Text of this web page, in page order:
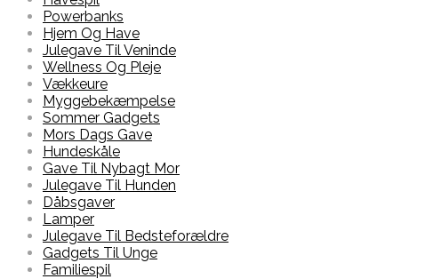
Powerbanks
Hjem Og Have
Julegave Til Veninde
Wellness Og Pleje
Vækkeure
Myggebekæmpelse
Sommer Gadgets
Mors Dags Gave
Hundeskåle
Gave Til Nybagt Mor
Julegave Til Hunden
Dåbsgaver
Lamper
Julegave Til Bedsteforældre
Gadgets Til Unge
Familiespil